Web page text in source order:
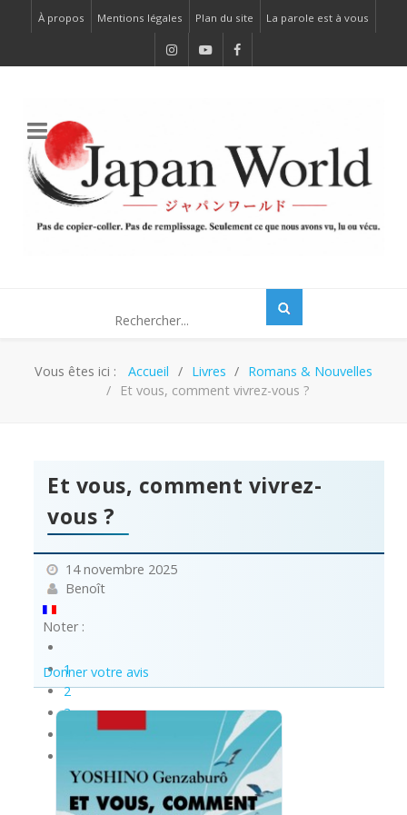
À propos Mentions légales Plan du site La parole est à vous
Vous êtes ici : Accueil Livres
Romans & Nouvelles
Et vous, comment vivrez-vous ?
Et vous, comment vivrez-
vous ?
14 novembre 2025
Benoît
Noter :
1
2
3
Donner votre avis